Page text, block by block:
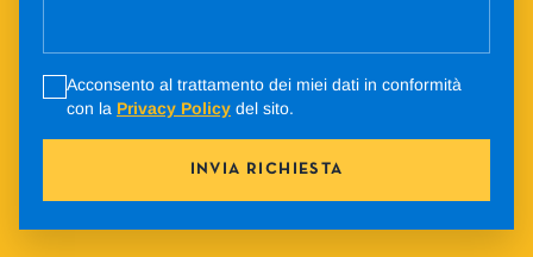
Acconsento al trattamento dei miei dati in conformità
con la Privacy Policy del sito.
INVIA RICHIESTA